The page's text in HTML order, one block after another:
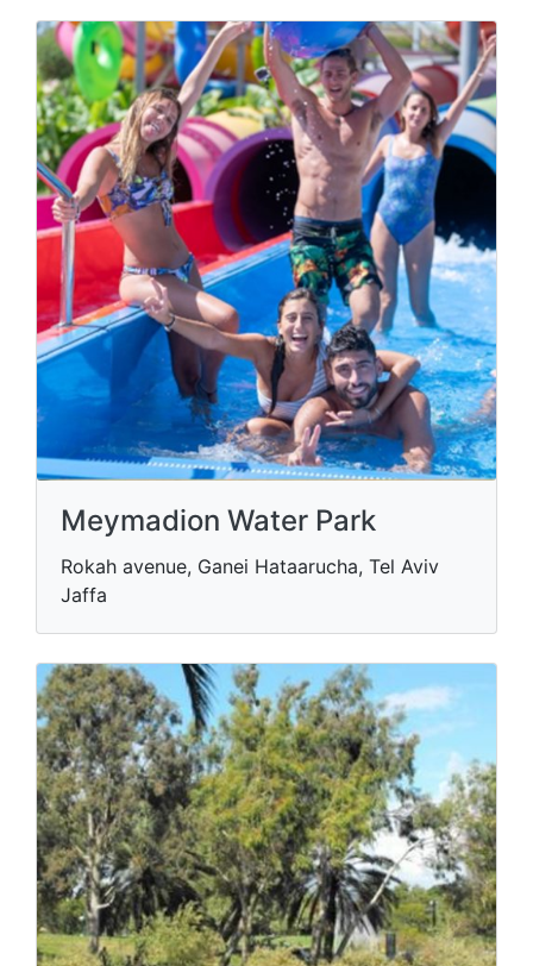
Meymadion Water Park
Rokah avenue, Ganei Hataarucha, Tel Aviv
Jaffa